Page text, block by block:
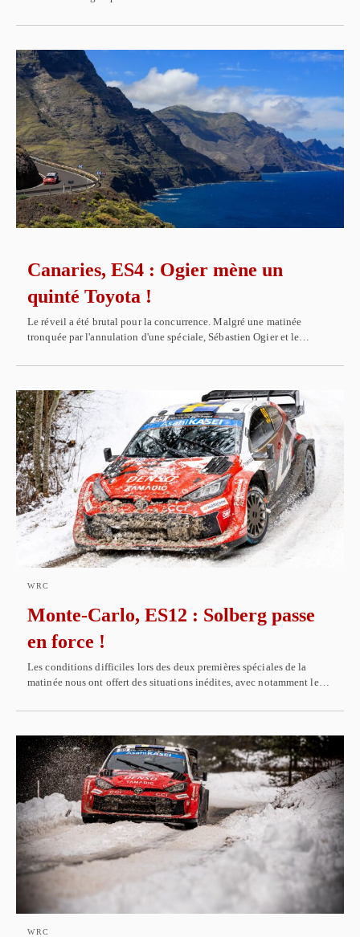
Canaries, ES4 : Ogier mène un
quinté Toyota !
Le réveil a été brutal pour la concurrence. Malgré une matinée
tronquée par l'annulation d'une spéciale, Sébastien Ogier et le…
WRC
Monte-Carlo, ES12 : Solberg passe
en force !
Les conditions difficiles lors des deux premières spéciales de la
matinée nous ont offert des situations inédites, avec notamment le…
WRC